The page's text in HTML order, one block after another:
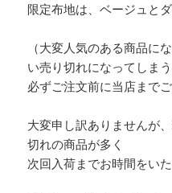
限定布地は、ベージュと
（大変人気のある商品に
い売り切れになってしま
必ずご注文前に当店まで
大変申し訳ありませんが
切れの商品が多く
次回入荷までお時間をい